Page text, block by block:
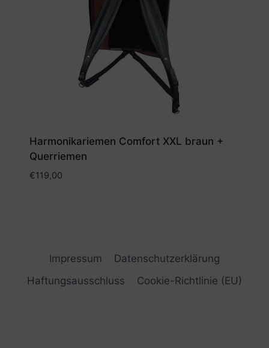
Harmonikariemen Comfort XXL braun +
Querriemen
€119,00
Impressum
Datenschutzerklärung
Haftungsausschluss
Cookie-Richtlinie (EU)